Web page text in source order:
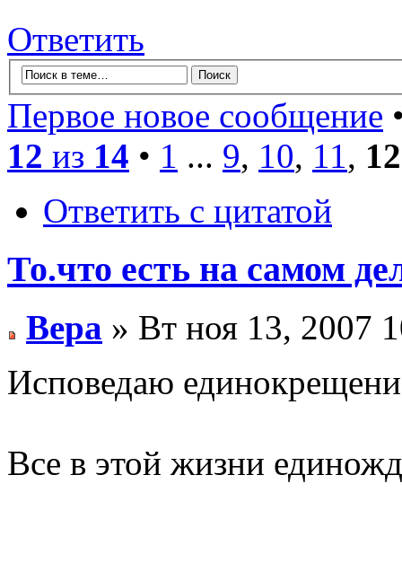
Ответить
Первое новое сообщение
12 из 14 • 1 ... 9, 10, 11, 12
Ответить с цитатой
То.что есть на самом
Вера » Вт ноя 13, 2007
Исповедаю
Все в этой жизни